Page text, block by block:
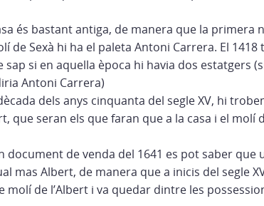
és bastant antiga, de manera que la
de Sexà hi ha el paleta Antoni Carrera. El
sap si en aquella època hi havia dos estatgers
Antoni Carrera)
dels anys cinquanta del segle XV, hi
que seran els que faran que a la casa i el
document de venda del 1641 es pot saber que
mas Albert, de manera que a inicis del segle
molí de l’Albert i va quedar dintre les